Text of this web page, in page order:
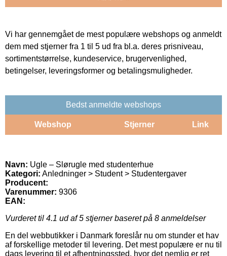
Vi har gennemgået de mest populære webshops og anmeldt
dem med stjerner fra 1 til 5 ud fra bl.a. deres prisniveau,
sortimentstørrelse, kundeservice, brugervenlighed,
betingelser, leveringsformer og betalingsmuligheder.
Bedst anmeldte webshops
Webshop Stjerner Link
Navn: Ugle – Slørugle med studenterhue
Kategori: Anledninger > Student > Studentergaver
Producent:
Varenummer: 9306
EAN:
Vurderet til 4.1 ud af 5 stjerner baseret på 8 anmeldelser
En del webbutikker i Danmark foreslår nu om stunder et hav
af forskellige metoder til levering. Det mest populære er nu til
dags levering til et afhentningssted, hvor det nemlig er ret